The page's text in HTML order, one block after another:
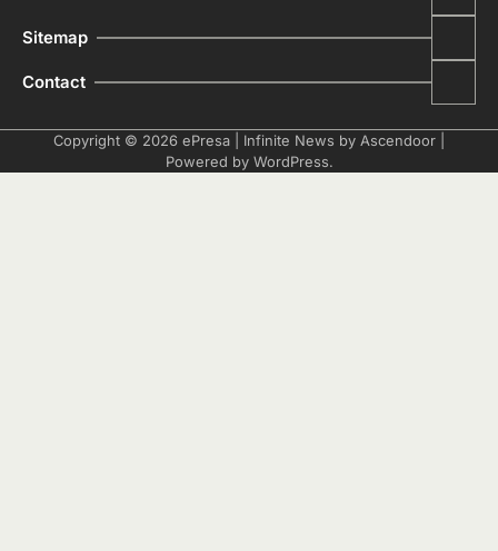
Sitemap
Contact
Copyright © 2026 ePresa | Infinite News by Ascendoor
Powered by WordPress.